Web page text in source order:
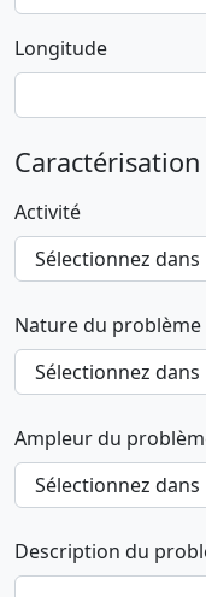
Longitude
Caractérisation
Activité
Nature du problème
Ampleur du
Description du